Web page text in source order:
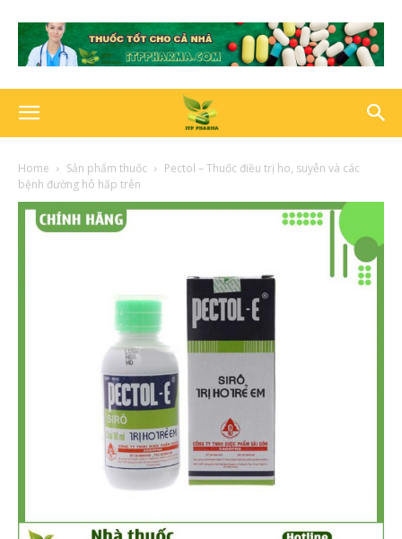
Home Sản phẩm thuốc
Pectol – Thuốc điều trị ho, suyễn và các
bệnh đường hô hấp trên